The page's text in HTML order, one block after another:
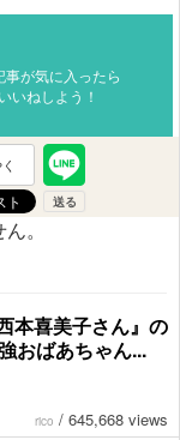
事が気に入ったら
いいねしよう！
。
本喜美子さん』の
おばあちゃん...
rico / 645,668 views